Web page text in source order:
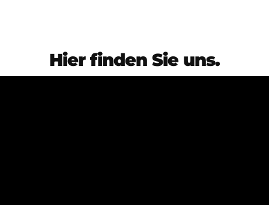
Hier finden Sie uns.